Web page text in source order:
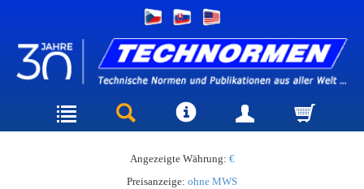
Angezeigte Währung: €
Preisanzeige: ohne MWS